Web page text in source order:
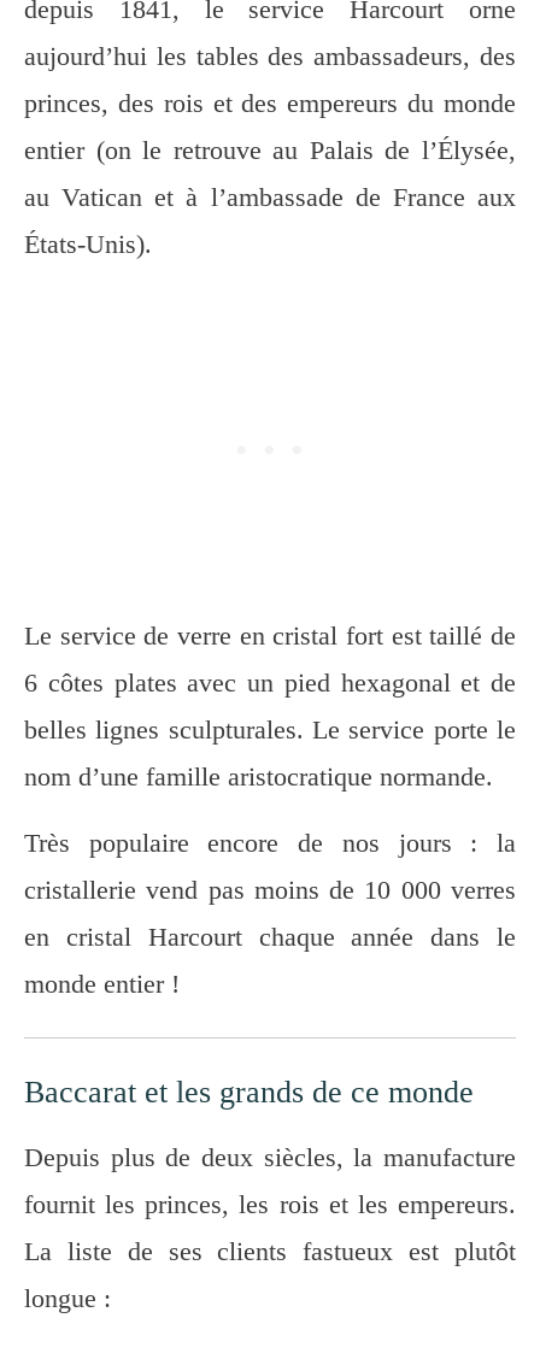
depuis 1841, le service Harcourt orne
aujourd’hui les tables des ambassadeurs, des
princes, des rois et des empereurs du monde
entier (on le retrouve au Palais de l’Élysée,
au Vatican et à l’ambassade de France aux
États-Unis).
Le service de verre en cristal fort est taillé de
6 côtes plates avec un pied hexagonal et de
belles lignes sculpturales. Le service porte le
nom d’une famille aristocratique normande.
Très populaire encore de nos jours : la
cristallerie vend pas moins de 10 000 verres
en cristal Harcourt chaque année dans le
monde entier !
Baccarat et les grands de ce monde
Depuis plus de deux siècles, la manufacture
fournit les princes, les rois et les empereurs.
La liste de ses clients fastueux est plutôt
longue :